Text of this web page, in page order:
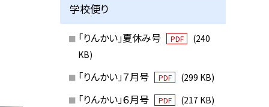
学校便り
「りんかい」夏休み号 PDF
(240
KB)
「りんかい」７月号 PDF (299 KB)
「りんかい」６月号 PDF (217 KB)